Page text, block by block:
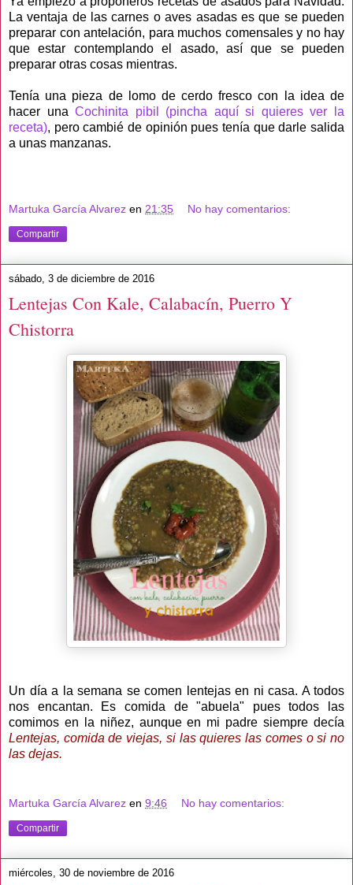
La ventaja de las carnes o aves asadas es que se pueden
preparar con antelación, para muchos comensales y no hay
que estar contemplando el asado, así que se pueden
preparar otras cosas mientras.
Tenía una pieza de lomo de cerdo fresco con la idea de
hacer unaCochinita pibil (pincha aquí si quieres ver la
receta), pero cambié de opinión pues tenía que darle salida
a unas manzanas.
Martuka García Alvarez en 21:35 No hay comentarios:
Compartir
sábado, 3 de diciembre de 2016
Lentejas Con Kale, Calabacín, Puerro Y
Chistorra
Un día a la semana se comen lentejas en ni casa. A todos
nos encantan. Es comida de "abuela" pues todos las
comimos en la niñez, aunque en mi padre siempre decía
Lentejas, comida de viejas, si las quieres las comes o si no
las dejas.
Martuka García Alvarez en 9:46 No hay comentarios:
Compartir
miércoles, 30 de noviembre de 2016